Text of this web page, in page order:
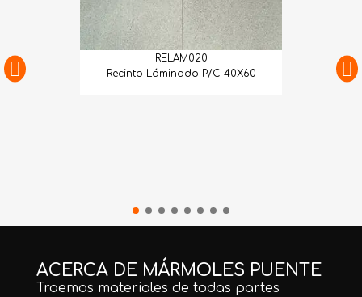
RELAM020
Recinto Láminado P/C 40X60
ACERCA DE MÁRMOLES PUENTE
Traemos materiales de todas partes